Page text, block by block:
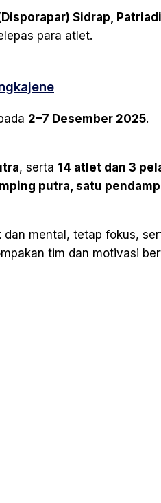
Sidrap, Patriadi
para atlet.
2–7 Desember 2025.
, serta 14 atlet dan 3
putra, satu
mental, tetap fokus,
tim dan motivasi